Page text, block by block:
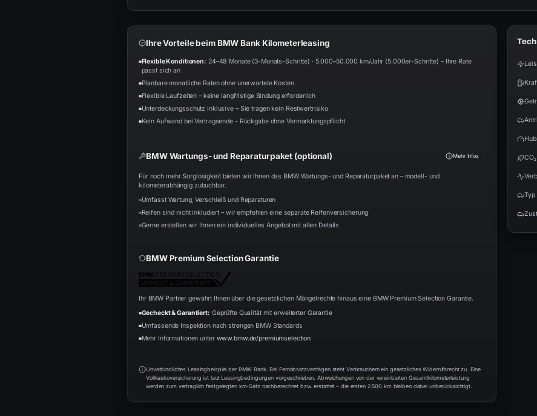
Ihre Vorteile beim BMW Bank Kilometerleasing
Flexible Konditionen: 24–48 Monate (3-Monats-Schritte) · 5.000–50.000 km/Jahr (5.000er-Schritte) – Ihre Rate
passt sich an
Planbare monatliche Raten ohne unerwartete Kosten
Flexible Laufzeiten – keine langfristige Bindung erforderlich
Unterdeckungsschutz inklusive – Sie tragen kein Restwertrisiko
Kein Aufwand bei Vertragsende – Rückgabe ohne Vermarktungspflicht
BMW Wartungs- und Reparaturpaket (optional) Mehr Infos
Für noch mehr Sorglosigkeit bieten wir Ihnen das BMW Wartungs- und Reparaturpaket an – modell- und
kilometerabhängig zubuchbar.
Umfasst Wartung, Verschleiß und Reparaturen
Reifen sind nicht inkludiert – wir empfehlen eine separate Reifenversicherung
Gerne erstellen wir Ihnen ein individuelles Angebot mit allen Details
BMW Premium Selection Garantie
Ihr BMW Partner gewährt Ihnen über die gesetzlichen Mängelrechte hinaus eine BMW Premium Selection Garantie.
Gecheckt & Garantiert: Geprüfte Qualität mit erweiterter Garantie
Umfassende Inspektion nach strengen BMW Standards
Mehr Informationen unter www.bmw.de/premiumselection
Unverbindliches Leasingbeispiel der BMW Bank. Bei Fernabsatzverträgen steht Verbrauchern ein gesetzliches Widerrufsrecht zu. Eine
Vollkaskoversicherung ist laut Leasingbedingungen vorgeschrieben. Abweichungen von der vereinbarten Gesamtkilometerleistung
werden zum vertraglich festgelegten km-Satz nachberechnet bzw. erstattet – die ersten 2.500 km bleiben dabei unberücksichtigt.
CO₂
Typ